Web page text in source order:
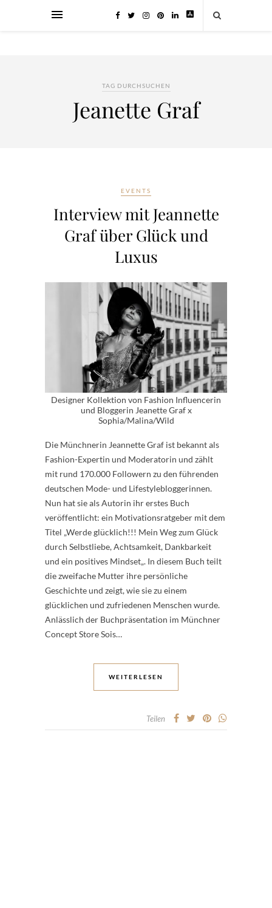
TAG DURCHSUCHEN
Jeanette Graf
EVENTS
Interview mit Jeannette
Graf über Glück und
Luxus
Designer Kollektion von Fashion Influencerin
und Bloggerin Jeanette Graf x
Sophia/Malina/Wild
Die Münchnerin Jeannette Graf ist bekannt als
Fashion-Expertin und Moderatorin und zählt
mit rund 170.000 Followern zu den führenden
deutschen Mode- und Lifestylebloggerinnen.
Nun hat sie als Autorin ihr erstes Buch
veröffentlicht: ein Motivationsratgeber mit dem
Titel „Werde glücklich!!! Mein Weg zum Glück
durch Selbstliebe, Achtsamkeit, Dankbarkeit
und ein positives Mindset„. In diesem Buch teilt
die zweifache Mutter ihre persönliche
Geschichte und zeigt, wie sie zu einem
glücklichen und zufriedenen Menschen wurde.
Anlässlich der Buchpräsentation im Münchner
Concept Store Sois…
WEITERLESEN
Teilen